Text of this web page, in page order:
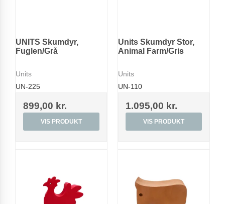
UNITS Skumdyr,
Fuglen/Grå
Units
UN-225
899,00 kr.
VIS PRODUKT
Units Skumdyr Stor,
Animal Farm/Gris
Units
UN-110
1.095,00 kr.
VIS PRODUKT